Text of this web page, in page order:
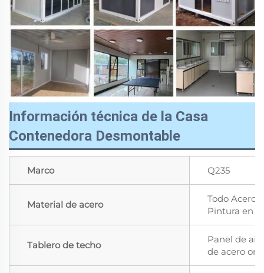
Información técnica de la Casa
Contenedora Desmontable
Marco Q235
Material de acero
Todo Acero
Pintura en
Tablero de techo
Panel de
de acero